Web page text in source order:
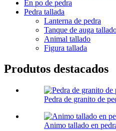
En po de pedra
Pedra tallada
Lanterna de pedra
Tanque de auga
Animal tallado
Figura tallada
Produtos destacados
Pedra de granito de
Animo tallado en